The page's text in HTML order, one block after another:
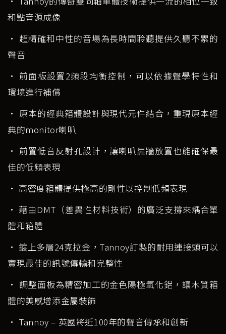
和點音源成像
• 超精確和中性的音場為長時間聆聽提供久聽不累的
聲音
• 前面板設置2頻段均衡控制，可以依據聲學特性和
環境進行補償
• 原本的經典箱體設計與現代元件結合，重現原本經
典的monitor喇叭
• 前置低音反射孔設計，讓喇叭靠牆放置也能確保最
佳的低頻表現
• 高密度箱體提供極高的剛性以控制低頻表現
• 藉由DMT（差異性材料技術）的廣泛支撐來耦合單
體和箱體
• 鍍上多層24克拉金，Tannoy訂製的耐用連接頭可以
實現最佳的訊號傳輸和完整性
• 調整面板為精密加工的金色陽極氧化鋁，讓木質箱
體的美感增添金屬裝飾
• Tannoy – 英國將近100年的聲音傳承和創新